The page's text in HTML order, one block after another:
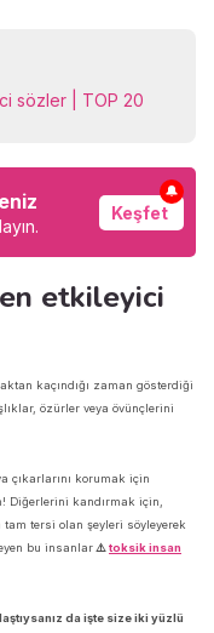
sözler | TOP 20
Keşfet
🔔
etkileyici
kaçındığı zaman gösterdiği
özürler veya övünçlerini
çıkarlarını korumak için
Diğerlerini kandırmak için,
tam tersi olan şeyleri söyleyerek
bu insanlar ⚠️ toksikinsan
da işte size iki yüzlü